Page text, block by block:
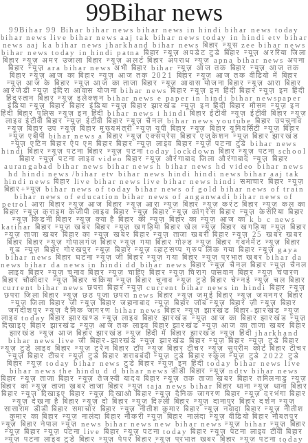
99Bihar news
99Bihar 99 Bihar bihar news bihar news in hindi bihar news today
bihar news live bihar news aaj tak bihar news today in hindi etv bihar
news aaj ka bihar news jharkhand bihar news बिहार न्यूस zee bihar news
bihar news today in hindi patna बिहार न्यूज़ अपडेट टुडे बिहार न्यूज़ अररिया जिला
बिहार न्यूज़ अमर उजाला बिहार न्यूज़ अलर्ट बिहार अपराध न्यूज़ apna bihar news अपना
बिहार न्यूज़ ara bihar news अभी बिहार bihar न्यूज़ आज तक बिहार न्यूज़ आज तक
बिहार न्यूज़ आज का बिहार न्यूज़ आज तक 2021 बिहार न्यूज़ आज तक वीडियो में बिहार
न्यूज़ आज के बिहार न्यूज़ आज का ताजा बिहार न्यूज़ आवास योजना बिहार न्यूज़ आरा बिहार
आरजेडी न्यूज़ इंदिरा आवास योजना bihar news बिहार न्यूज़ इन हिंदी बिहार न्यूज़ इन हिंदी
हिंदुस्तान बिहार न्यूज़ इलेक्शन bihar news e paper in hindi bihar newspaper
इंडिया न्यूज़ बिहार बिहार इंडिया न्यूज़ बिहार झारखंड न्यूज़ इन हिंदी बिहार मौसम न्यूज़ इन
हिंदी बिहार पुलिस न्यूज़ इन हिंदी bihar news i hindi बिहार ईटीवी न्यूज़ ईटीवी बिहार न्यूज़
लाइव ईटीवी बिहार न्यूज़ ईटीवी बिहार न्यूज़ चैनल bihar news youtube बिहार उपचुनाव
न्यूज़ बिहार उप न्यूज़ बिहार मुख्यमंत्री न्यूज़ यूपी बिहार न्यूज़ बिहार यूनिवर्सिटी न्यूज़ बिहार
न्यूज़ एबीपी bihar news a बिहार न्यूज़ एक्सप्रेस बिहार एजुकेशन न्यूज़ बिहार झारखंड
न्यूज़ एटिन बिहार ऐप एम बिहार बिहार न्यूज़ लाइव बिहार न्यूज़ पटना टुडे bihar news
hindi बिहार न्यूज़ पटना बिहार न्यूज़ पटना today lockdown बिहार न्यूज़ पटना school
बिहार न्यूज़ पटना लाइव video बिहार न्यूज़ औरंगाबाद जिला औरंगाबाद न्यूज़ बिहार
aurangabad bihar news bihar news h bihar news hd video bihar news
hd hindi news /bihar etv bihar news hindi hindi news bihar aaj tak
hindi news बिहार live bihar news live bihar news hindi समाचार बिहार न्यूज़
बिहार+न्यूज़ bihar news of today bihar news of gold bihar news of train
bihar news of education bihar news of anganwadi bihar news of
petrol आरा बिहार न्यूज़ आज बिहार न्यूज़ आरा न्यूज़ बिहार न्यूज़ करंट बिहार न्यूज़ कल का
बिहार न्यूज़ क्राइम केजीपी लाइव बिहार न्यूज़ बिहार न्यूज़ कांग्रेस बिहार न्यूज़ केसरिया बिहार
न्यूज़ किडनी बिहार न्यूज़ क्या है बिहार की न्यूज़ बिहार का न्यूज़ आज का k b c news
katihar बिहार न्यूज़ खबर बिहार न्यूज़ खगड़िया बिहार खेल न्यूज़ बिहार खगड़िया न्यूज़ बिहार
न्यूज़ ताजा खबर बिहार का न्यूज़ खबर बिहार न्यूज़ ताजा खबरी बिहार न्यूज़ 25 खबर खबर
बिहार बिहार न्यूज़ गोपालगंज बिहार न्यूज़ गया बिहार गोल्ड न्यूज़ बिहार गवर्नमेंट न्यूज़ बिहार
गुड न्यूज़ बिहार गोरखपुर न्यूज़ बिहार न्यूज़ व्हाट्सप्प ग्रुप लिंक गया बिहार न्यूज़ gaya
bihar news बिहार घटना न्यूज़ जी बिहार न्यूज़ गया बिहार न्यूज़ प्रभात खबर bihar da
news bihar da news in hindi dd bihar news बिहार न्यूज़ चैनल बिहार न्यूज़ चैनल
लाइव बिहार न्यूज़ चुनाव बिहार न्यूज़ चाहिए बिहार न्यूज़ चिराग पासवान बिहार न्यूज़ चंपारण
बिहार चौकीदार न्यूज़ बिहार चकिया न्यूज़ बिहार चुनाव न्यूज़ टुडे बिहार चेन्नई न्यूज़ चल बिहार
current bihar news छपरा बिहार न्यूज़ current bihar news in hindi बिहार न्यूज़
छपरा जिला बिहार न्यूज़ छठ पूजा छपरा news बिहार न्यूज़ जमुई बिहार न्यूज़ जयनगर बिहार
न्यूज़ जिला बिहार जी न्यूज़ बिहार जहानाबाद न्यूज़ बिहार जॉब न्यूज़ बिहार ज़ी न्यूज़ बिहार
जगदीशपुर न्यूज़ दैनिक जागरण bihar news बिहार न्यूज़ झारखंड बिहार-झारखंड न्यूज़
लाइव today बिहार झारखण्ड न्यूज़ लाइव बिहार झारखंड न्यूज़ आज का बिहार झारखंड न्यूज़
दिखाइए बिहार झारखंड न्यूज़ आज तक लाइव बिहार झारखंड न्यूज़ आज का ताजा खबर बिहार
झारखंड न्यूज़ आज बिहार झारखंड न्यूज़ हिंदी में बिहार झारखंड न्यूज़ हिंदी jharkhand
bihar news live जी बिहार-झारखंड न्यूज़ झारखंड बिहार न्यूज़ बिहार न्यूज़ टुडे बिहार
न्यूज़ टुडे लाइव बिहार न्यूज़ ट्रेन बिहार टॉप न्यूज़ बिहार टीचर न्यूज़ सुप्रीम कोर्ट बिहार टीचर
न्यूज़ बिहार टीचर न्यूज़ टुडे बिहार शराबबंदी न्यूज़ टुडे बिहार स्कूल न्यूज़ टुडे 2022 टुडे
बिहार न्यूज़ today bihar news टुडे बिहार न्यूज़ इन हिंदी today bihar news live
bihar news the hindu d d bihar news डीडी बिहार न्यूज़ ndtv bihar news
बिहार न्यूज़ ताजा बिहार न्यूज़ तेजस्वी यादव बिहार न्यूज़ तक ताजा खबर बिहार तमिलनाडु न्यूज़
बिहार का न्यूज़ ताजा खबर ताजा बिहार न्यूज़ taja news bihar बिहार थाना न्यूज़ थाना बिहार
बिहार न्यूज़ दिखाइए बिहार न्यूज़ दिखाओ बिहार न्यूज़ दैनिक जागरण बिहार न्यूज़ दरभंगा बिहार
न्यूज़ देखना है बिहार न्यूज़ दो बिहार न्यूज़ दिल्ली बिहार न्यूज़ दानापुर बिहार दर्शन न्यूज़
सासाराम डीडी बिहार समाचार बिहार न्यूज़ नीतीश कुमार बिहार न्यूज़ नवादा बिहार न्यूज़ नीतीश
कुमार का बिहार न्यूज़ नालंदा बिहार नौकरी न्यूज़ बिहार नालंदा न्यूज़ वीडियो बिहार नौबतपुर
न्यूज़ बिहार नेपाल न्यूज़ news bihar news new bihar news न्यूज़ bihar न्यूज़ बिहार
न्यूज़ बिहार न्यूज़ पटना live बिहार न्यूज़ पटना today बिहार न्यूज़ पटना लाइव टीवी बिहार
न्यूज़ पटना लाइव टुडे बिहार न्यूज़ पेपर बिहार न्यूज़ प्रभात खबर बिहार न्यूज़ पटना today